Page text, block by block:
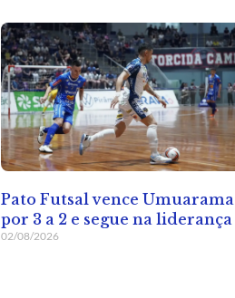
Pato Futsal vence Umuarama
por 3 a 2 e segue na liderança
02/08/2026